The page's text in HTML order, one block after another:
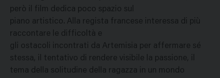
però il film dedica poco spazio sul
piano artistico. Alla regista francese interessa di più
raccontare le difficoltà e
gli ostacoli incontrati da Artemisia per affermare sé
stessa, il tentativo di rendere visibile la passione, il
tema della solitudine della ragazza in un mondo